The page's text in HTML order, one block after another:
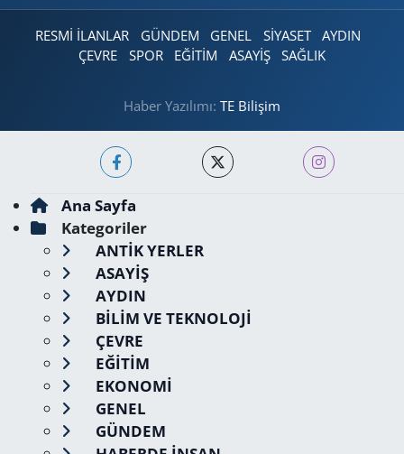
RESMİ İLANLAR GÜNDEM GENEL SİYASET
AYDIN
ÇEVRE
SPOR EĞİTİM ASAYİŞ SAĞLIK
Haber Yazılımı: TE Bilişim
Ana Sayfa
Kategoriler
ANTİK YERLER
ASAYİŞ
AYDIN
BİLİM VE TEKNOLOJİ
ÇEVRE
EĞİTİM
EKONOMİ
GENEL
GÜNDEM